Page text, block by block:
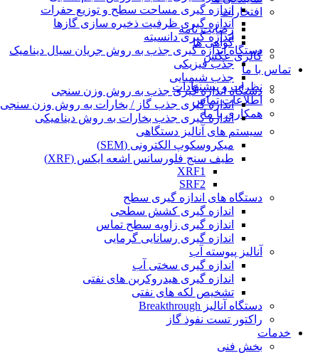
افتخارات
رضایت نامه
گواهی ها
گالری عکس
تماس با ما
نظرات و پیشنهادات
اطلاعات تماس
همکاری با ما
اندازه گیری مساحت سطح و توزیع حفرات
اندازه گیری ظرفیت ذخیره سازی گازها
اندازه گیری دانسیته
دستگاه اندازه گیری جذب به روش جریان سیال دینامیک
جذب فیزیکی
جذب شیمیایی
دستگاه اندازه گیری جذب به روش وزن سنجی
اندازه گیری جذب گاز / بخارات به روش وزن سنجی
اندازه گیری جذب بخارات به روش دینامیکی
سیستم های آنالیز دستگاهی
میکروسکوپ الکترونی (SEM)
طیف سنج فلورسانس اشعه ایکس (XRF)
XRF1
SRF2
دستگاه های اندازه گیری سطح
اندازه گیری کشش سطحی
اندازه گیری زاویه سطح تماس
اندازه گیری رسانایی گرمایی
آنالیز پیوسته آب
اندازه گیری سختی آب
اندازه گیری هیدروکربن های نفتی
تشخیص لکه های نفتی
دستگاه آنالیز Breakthrough
راکتور تست نفوذ گاز
خدمات
بخش فنی